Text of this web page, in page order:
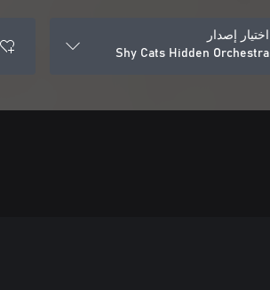
اختيار إصدار
Shy Cats Hidden Orchestra